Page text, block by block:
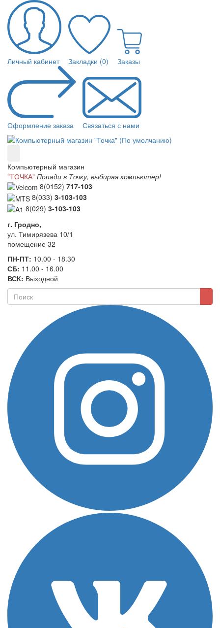
Личный кабинет Закладки (0) Заказы
Оформление заказа Связаться с нами
Компьютерный магазин
"TОЧКА" Попади в Точку, выбирая компьютер!
8(0152) 717-103
8(033) 3-103-103
8(029) 3-103-103
г. Гродно,
ул. Тимирязева 10/1
помещение 32
ПН-ПТ: 10.00 - 18.30
СБ: 11.00 - 16.00
ВСК: Выходной